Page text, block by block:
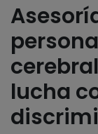
lucha